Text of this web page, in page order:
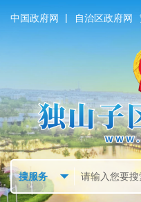
中国政府网 | 自治区政府网